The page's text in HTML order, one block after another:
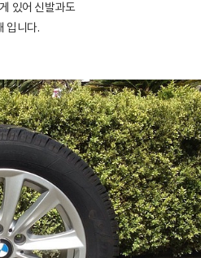
있어 신발과도
입니다.